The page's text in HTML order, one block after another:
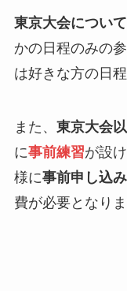
東京大会について
かの日程のみの
は好きな方の日
また、 東京大会
に事前練習が設
様に事前申し込
費が必要となりま